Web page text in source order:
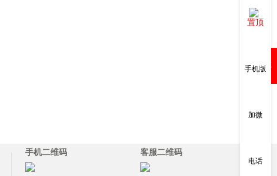
购物车
手机二维码 客服二维码
置顶
手机版
加微
电话